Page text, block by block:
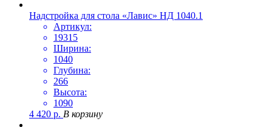
Надстройка для стола «Лавис» НД 1040.1
Артикул:
19315
Ширина:
1040
Глубина:
266
Высота:
1090
4 420 р. В корзину